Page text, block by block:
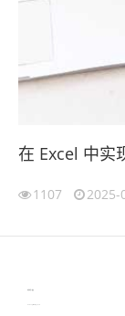
在 Excel 中实
1107 2025-